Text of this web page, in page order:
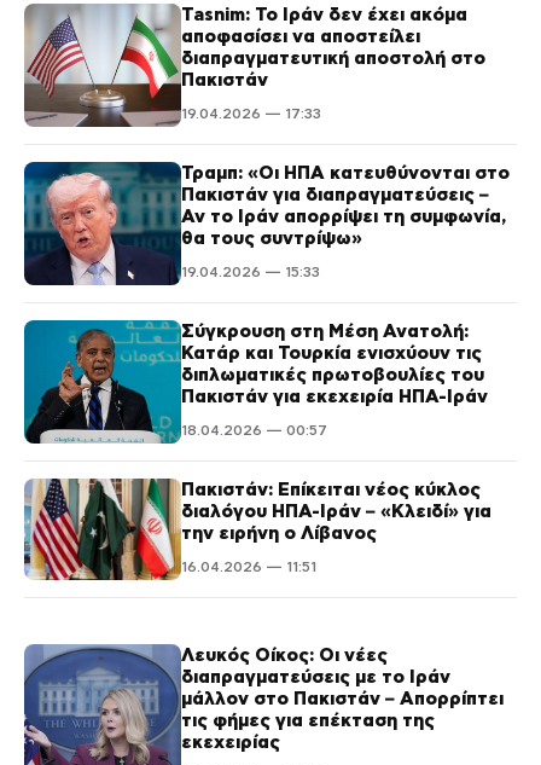
Tasnim: Το Ιράν δεν έχει ακόμα
αποφασίσει να αποστείλει
διαπραγματευτική αποστολή στο
Πακιστάν
19.04.2026 — 17:33
Τραμπ: «Οι ΗΠΑ κατευθύνονται στο
Πακιστάν για διαπραγματεύσεις –
Αν το Ιράν απορρίψει τη συμφωνία,
θα τους συντρίψω»
19.04.2026 — 15:33
Σύγκρουση στη Μέση Ανατολή:
Κατάρ και Τουρκία ενισχύουν τις
διπλωματικές πρωτοβουλίες του
Πακιστάν για εκεχειρία ΗΠΑ-Ιράν
18.04.2026 — 00:57
Πακιστάν: Επίκειται νέος κύκλος
διαλόγου ΗΠΑ-Ιράν – «Κλειδί» για
την ειρήνη ο Λίβανος
16.04.2026 — 11:51
Λευκός Οίκος: Οι νέες
διαπραγματεύσεις με το Ιράν
μάλλον στο Πακιστάν – Απορρίπτει
τις φήμες για επέκταση της
εκεχειρίας